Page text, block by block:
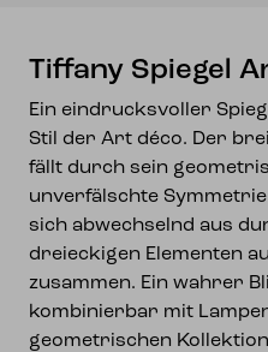
Tiffany Spiegel
Ein eindrucksvoller
Stil der Art déco. Der
fällt durch sein
unverfälschte
sich abwechselnd aus
dreieckigen Elementen
zusammen. Ein wahrer
kombinierbar mit
geometrischen